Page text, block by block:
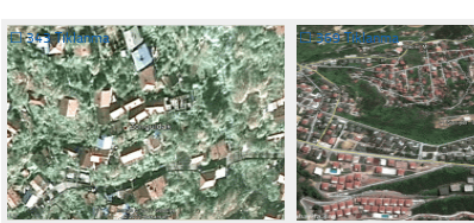
☐343 Tıklanma ☐369 Tıklanma